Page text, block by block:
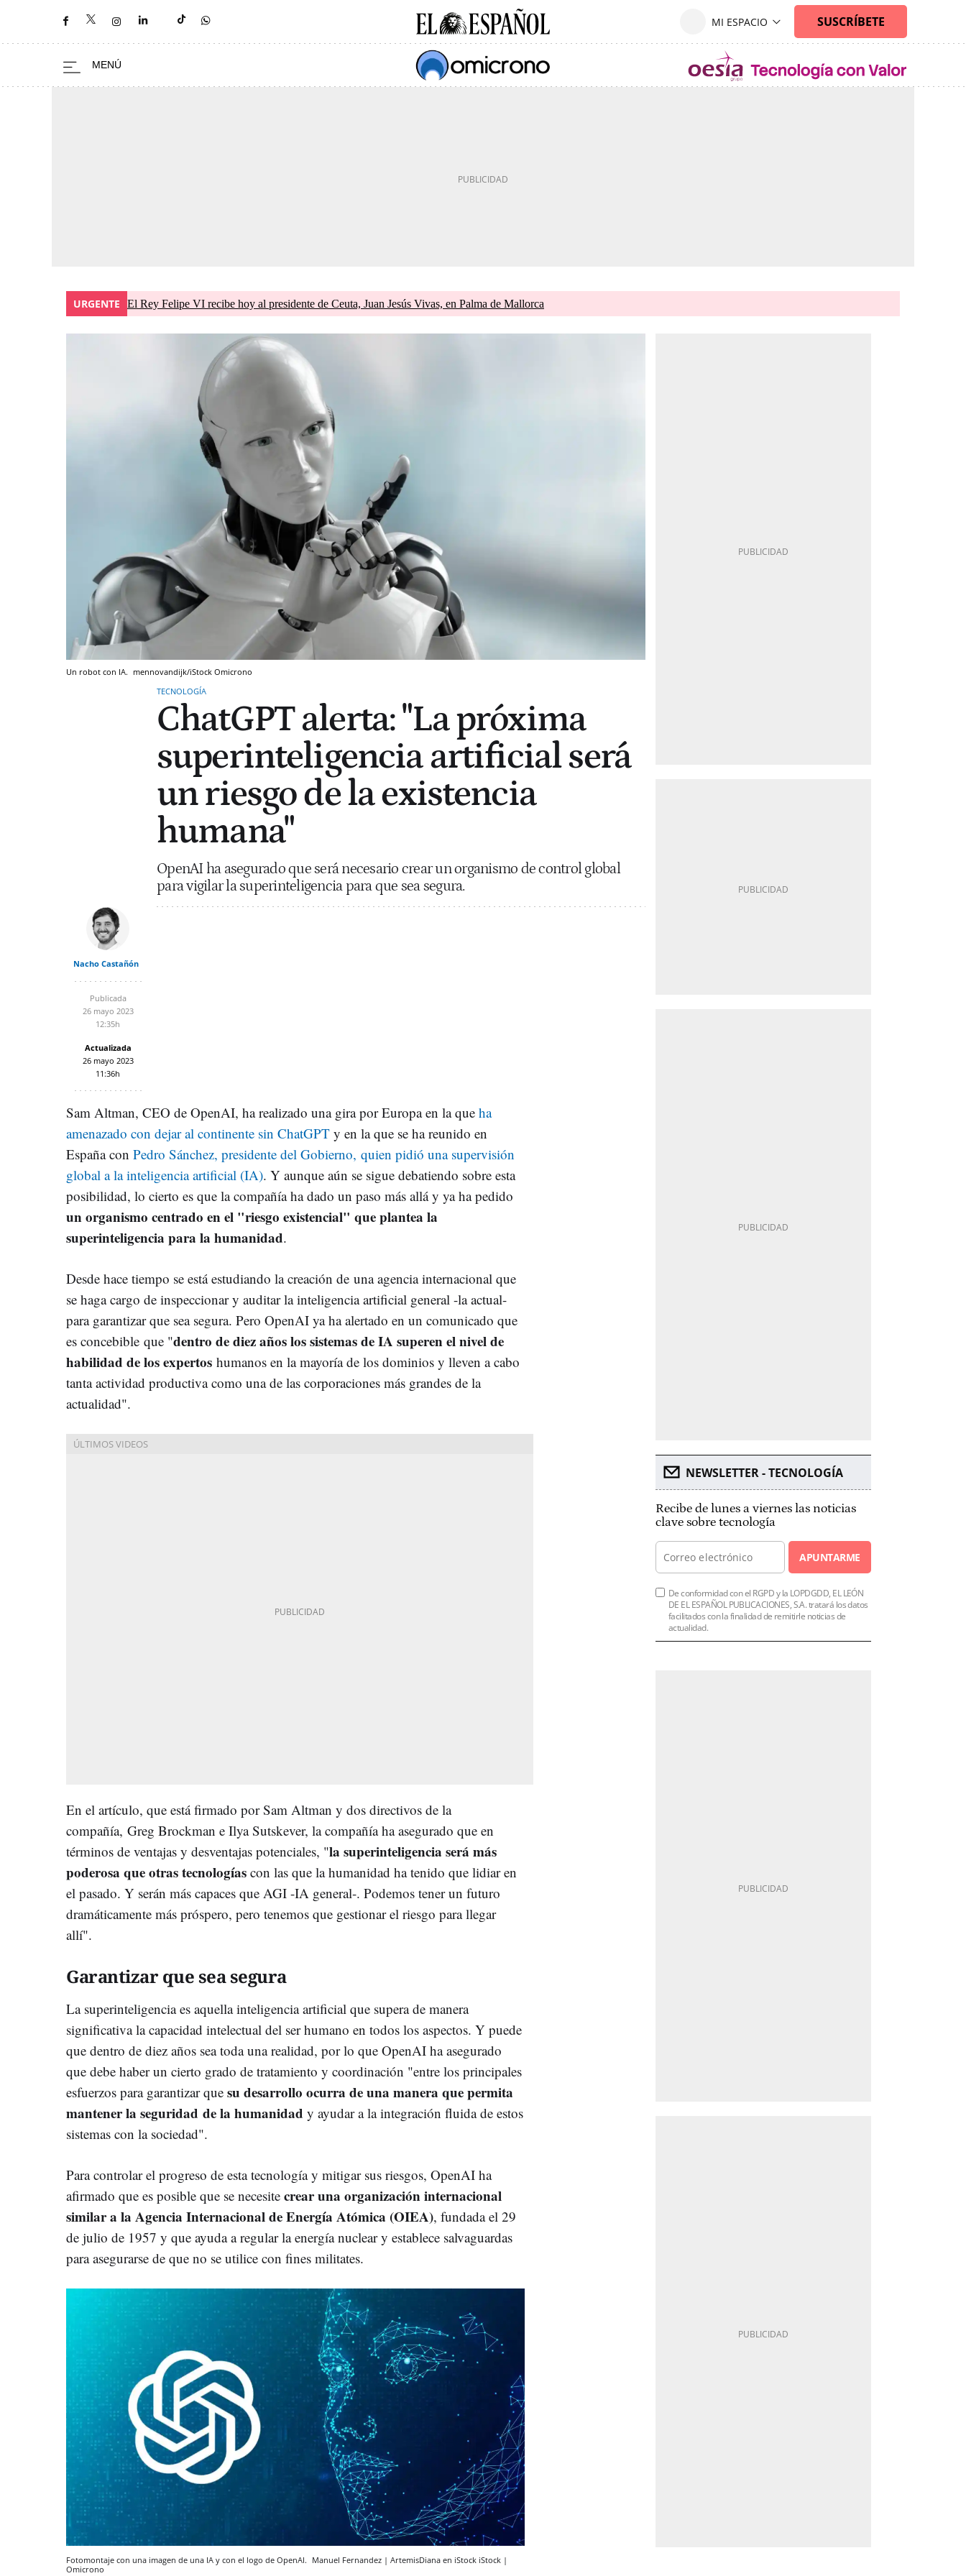
URGENTE El Rey Felipe VI recibe hoy al presidente de Ceuta, Juan Jesús Vivas, en Palma de Mallorca
Un robot con IA. mennovandijk/iStock Omicrono
TECNOLOGÍA
ChatGPT alerta: "La próxima
superinteligencia artificial será
un riesgo de la existencia
humana"
OpenAI ha asegurado que será necesario crear un organismo de control global
para vigilar la superinteligencia para que sea segura.
Nacho Castañón
Publicada
26 mayo 2023
12:35h
Actualizada
26 mayo 2023
11:36h
Sam Altman, CEO de OpenAI, ha realizado una gira por Europa en la que ha
amenazado con dejar al continente sin ChatGPT y en la que se ha reunido en
España con Pedro Sánchez, presidente del Gobierno, quien pidió una supervisión
global a la inteligencia artificial (IA). Y aunque aún se sigue debatiendo sobre esta
posibilidad, lo cierto es que la compañía ha dado un paso más allá y ya ha pedido
un organismo centrado en el "riesgo existencial" que plantea la
superinteligencia para la humanidad.
Desde hace tiempo se está estudiando la creación de una agencia internacional que
se haga cargo de inspeccionar y auditar la inteligencia artificial general -la actual-
para garantizar que sea segura. Pero OpenAI ya ha alertado en un comunicado que
es concebible que "dentro de diez años los sistemas de IA superen el nivel de
habilidad de los expertos humanos en la mayoría de los dominios y lleven a cabo
tanta actividad productiva como una de las corporaciones más grandes de la
actualidad".
En el artículo, que está firmado por Sam Altman y dos directivos de la
compañía, Greg Brockman e Ilya Sutskever, la compañía ha asegurado que en
términos de ventajas y desventajas potenciales, "la superinteligencia será más
poderosa que otras tecnologías con las que la humanidad ha tenido que lidiar en
el pasado. Y serán más capaces que AGI -IA general-. Podemos tener un futuro
dramáticamente más próspero, pero tenemos que gestionar el riesgo para llegar
allí".
Garantizar que sea segura
La superinteligencia es aquella inteligencia artificial que supera de manera
significativa la capacidad intelectual del ser humano en todos los aspectos. Y puede
que dentro de diez años sea toda una realidad, por lo que OpenAI ha asegurado
que debe haber un cierto grado de tratamiento y coordinación "entre los principales
esfuerzos para garantizar que su desarrollo ocurra de una manera que permita
mantener la seguridad de la humanidad y ayudar a la integración fluida de estos
sistemas con la sociedad".
Para controlar el progreso de esta tecnología y mitigar sus riesgos, OpenAI ha
afirmado que es posible que se necesite crear una organización internacional
similar a la Agencia Internacional de Energía Atómica (OIEA), fundada el 29
de julio de 1957 y que ayuda a regular la energía nuclear y establece salvaguardas
para asegurarse de que no se utilice con fines militates.
Fotomontaje con una imagen de una IA y con el logo de OpenAI. Manuel Fernandez | ArtemisDiana en iStock iStock |
Omicrono
NEWSLETTER - TECNOLOGÍA
Recibe de lunes a viernes las noticias
clave sobre tecnología
APUNTARME
De conformidad con el RGPD y la LOPDGDD, EL LEÓN
DE EL ESPAÑOL PUBLICACIONES, S.A. tratará los datos
facilitados con la finalidad de remitirle noticias de
actualidad.